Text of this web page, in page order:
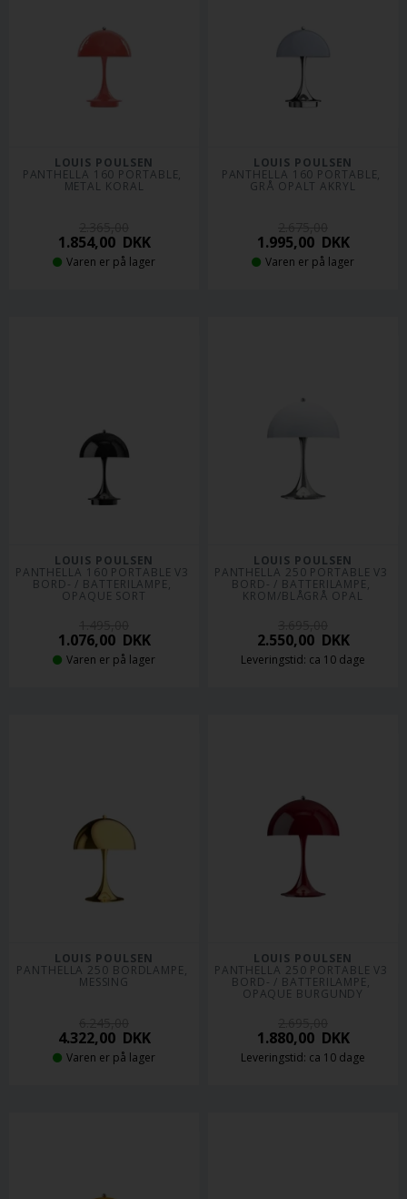
LOUIS POULSEN
PANTHELLA 160 PORTABLE,
METAL KORAL
1.854,00DKK
Varen er på lager
LOUIS POULSEN
PANTHELLA 160 PORTABLE,
GRÅ OPALT AKRYL
1.995,00DKK
Varen er på lager
LOUIS POULSEN
PANTHELLA 160 PORTABLE V3
BORD- / BATTERILAMPE,
OPAQUE SORT
1.076,00DKK
Varen er på lager
LOUIS POULSEN
PANTHELLA 250 PORTABLE V3
BORD- / BATTERILAMPE,
KROM/BLÅGRÅ OPAL
2.550,00DKK
Leveringstid: ca 10 dage
LOUIS POULSEN
PANTHELLA 250 BORDLAMPE,
MESSING
4.322,00DKK
Varen er på lager
LOUIS POULSEN
PANTHELLA 250 PORTABLE V3
BORD- / BATTERILAMPE,
OPAQUE BURGUNDY
1.880,00DKK
Leveringstid: ca 10 dage